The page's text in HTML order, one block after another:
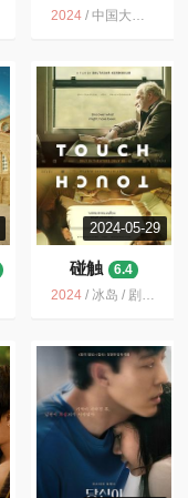
6.0
2024 /中国大陆 / 喜剧 爱情 奇幻
2024-05-29
碰触
6.4
2024 / 冰岛 / 剧情 爱情